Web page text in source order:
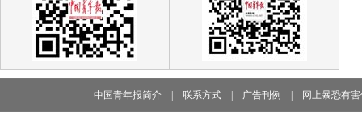
中国青年报简介 联系方式 广告刊例 网上暴恐有